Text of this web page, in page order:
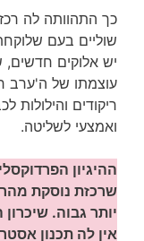
כך התהוותה לה
שוליים בעם
יש אלוקים חדשים,
עוצמתו של ה'ערב
ריקודים
ואמצעי לשליטה.
ההיגיון
שרכזת נוסקת
יותר גבוה.
אין לה תכנון